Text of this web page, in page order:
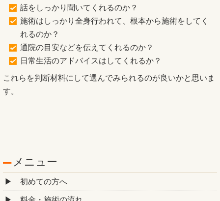
話をしっかり聞いてくれるのか？
施術はしっかり全身行われて、根本から施術をしてく
れるのか？
通院の目安などを伝えてくれるのか？
日常生活のアドバイスはしてくれるか？
これらを判断材料にして選んでみられるのが良いかと思いま
す。
メニュー
初めての方へ